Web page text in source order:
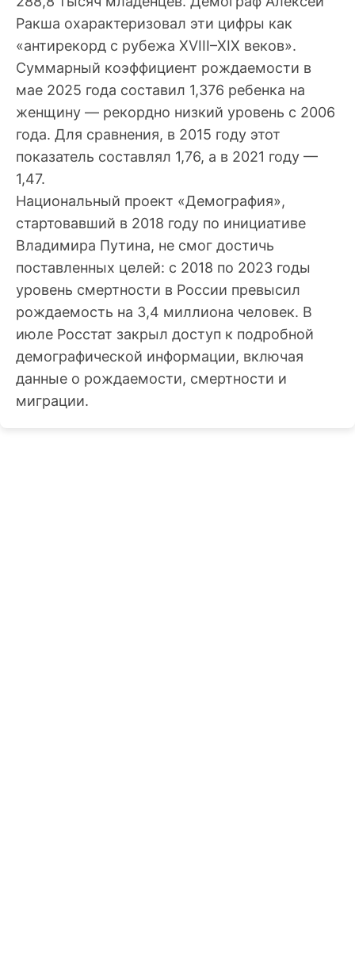
Ракша охарактеризовал эти цифры как
«антирекорд с рубежа XVIII–XIX веков».
Суммарный коэффициент рождаемости в
мае 2025 года составил 1,376 ребенка на
женщину — рекордно низкий уровень с 2006
года. Для сравнения, в 2015 году этот
показатель составлял 1,76, а в 2021 году —
1,47.
Национальный проект «Демография»,
стартовавший в 2018 году по инициативе
Владимира Путина, не смог достичь
поставленных целей: с 2018 по 2023 годы
уровень смертности в России превысил
рождаемость на 3,4 миллиона человек. В
июле Росстат закрыл доступ к подробной
демографической информации, включая
данные о рождаемости, смертности и
миграции.